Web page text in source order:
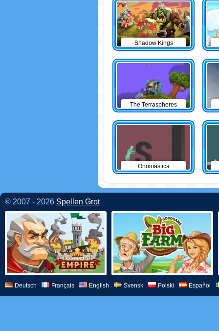
Shadow Kings
The Terraspheres
Onomastica
© 2007 - 2026 Spellen Grot
Deutsch Français English Svensk Polski Español